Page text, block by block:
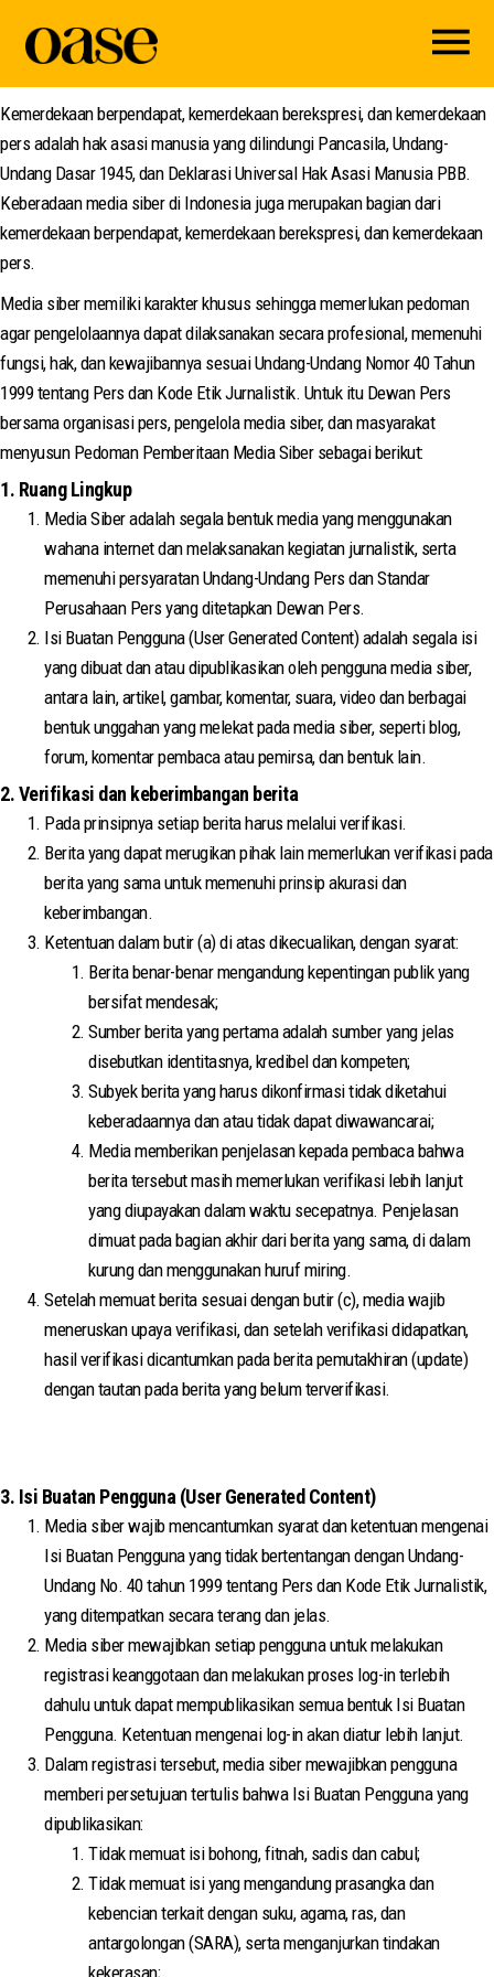
PEDOMAN PEMBERITAAN MEDIA SIBER
Kemerdekaan berpendapat, kemerdekaan berekspresi, dan kemerdekaan
pers adalah hak asasi manusia yang dilindungi Pancasila, Undang-
Undang Dasar 1945, dan Deklarasi Universal Hak Asasi Manusia PBB.
Keberadaan media siber di Indonesia juga merupakan bagian dari
kemerdekaan berpendapat, kemerdekaan berekspresi, dan kemerdekaan
pers.
Media siber memiliki karakter khusus sehingga memerlukan pedoman
agar pengelolaannya dapat dilaksanakan secara profesional, memenuhi
fungsi, hak, dan kewajibannya sesuai Undang-Undang Nomor 40 Tahun
1999 tentang Pers dan Kode Etik Jurnalistik. Untuk itu Dewan Pers
bersama organisasi pers, pengelola media siber, dan masyarakat
menyusun Pedoman Pemberitaan Media Siber sebagai berikut:
1. Ruang Lingkup
Media Siber adalah segala bentuk media yang menggunakan
wahana internet dan melaksanakan kegiatan jurnalistik, serta
memenuhi persyaratan Undang-Undang Pers dan Standar
Perusahaan Pers yang ditetapkan Dewan Pers.
Isi Buatan Pengguna (User Generated Content) adalah segala isi
yang dibuat dan atau dipublikasikan oleh pengguna media siber,
antara lain, artikel, gambar, komentar, suara, video dan berbagai
bentuk unggahan yang melekat pada media siber, seperti blog,
forum, komentar pembaca atau pemirsa, dan bentuk lain.
2. Verifikasi dan keberimbangan berita
Pada prinsipnya setiap berita harus melalui verifikasi.
Berita yang dapat merugikan pihak lain memerlukan verifikasi pada
berita yang sama untuk memenuhi prinsip akurasi dan
keberimbangan.
Ketentuan dalam butir (a) di atas dikecualikan, dengan syarat:
Berita benar-benar mengandung kepentingan publik yang
bersifat mendesak;
Sumber berita yang pertama adalah sumber yang jelas
disebutkan identitasnya, kredibel dan kompeten;
Subyek berita yang harus dikonfirmasi tidak diketahui
keberadaannya dan atau tidak dapat diwawancarai;
Media memberikan penjelasan kepada pembaca bahwa
berita tersebut masih memerlukan verifikasi lebih lanjut
yang diupayakan dalam waktu secepatnya. Penjelasan
dimuat pada bagian akhir dari berita yang sama, di dalam
kurung dan menggunakan huruf miring.
Setelah memuat berita sesuai dengan butir (c), media wajib
meneruskan upaya verifikasi, dan setelah verifikasi didapatkan,
hasil verifikasi dicantumkan pada berita pemutakhiran (update)
dengan tautan pada berita yang belum terverifikasi.
3. Isi Buatan Pengguna (User Generated Content)
Media siber wajib mencantumkan syarat dan ketentuan mengenai
Isi Buatan Pengguna yang tidak bertentangan dengan Undang-
Undang No. 40 tahun 1999 tentang Pers dan Kode Etik Jurnalistik,
yang ditempatkan secara terang dan jelas.
Media siber mewajibkan setiap pengguna untuk melakukan
registrasi keanggotaan dan melakukan proses log-in terlebih
dahulu untuk dapat mempublikasikan semua bentuk Isi Buatan
Pengguna. Ketentuan mengenai log-in akan diatur lebih lanjut.
Dalam registrasi tersebut, media siber mewajibkan pengguna
memberi persetujuan tertulis bahwa Isi Buatan Pengguna yang
dipublikasikan:
Tidak memuat isi bohong, fitnah, sadis dan cabul;
Tidak memuat isi yang mengandung prasangka dan
kebencian terkait dengan suku, agama, ras, dan
antargolongan (SARA), serta menganjurkan tindakan
kekerasan;